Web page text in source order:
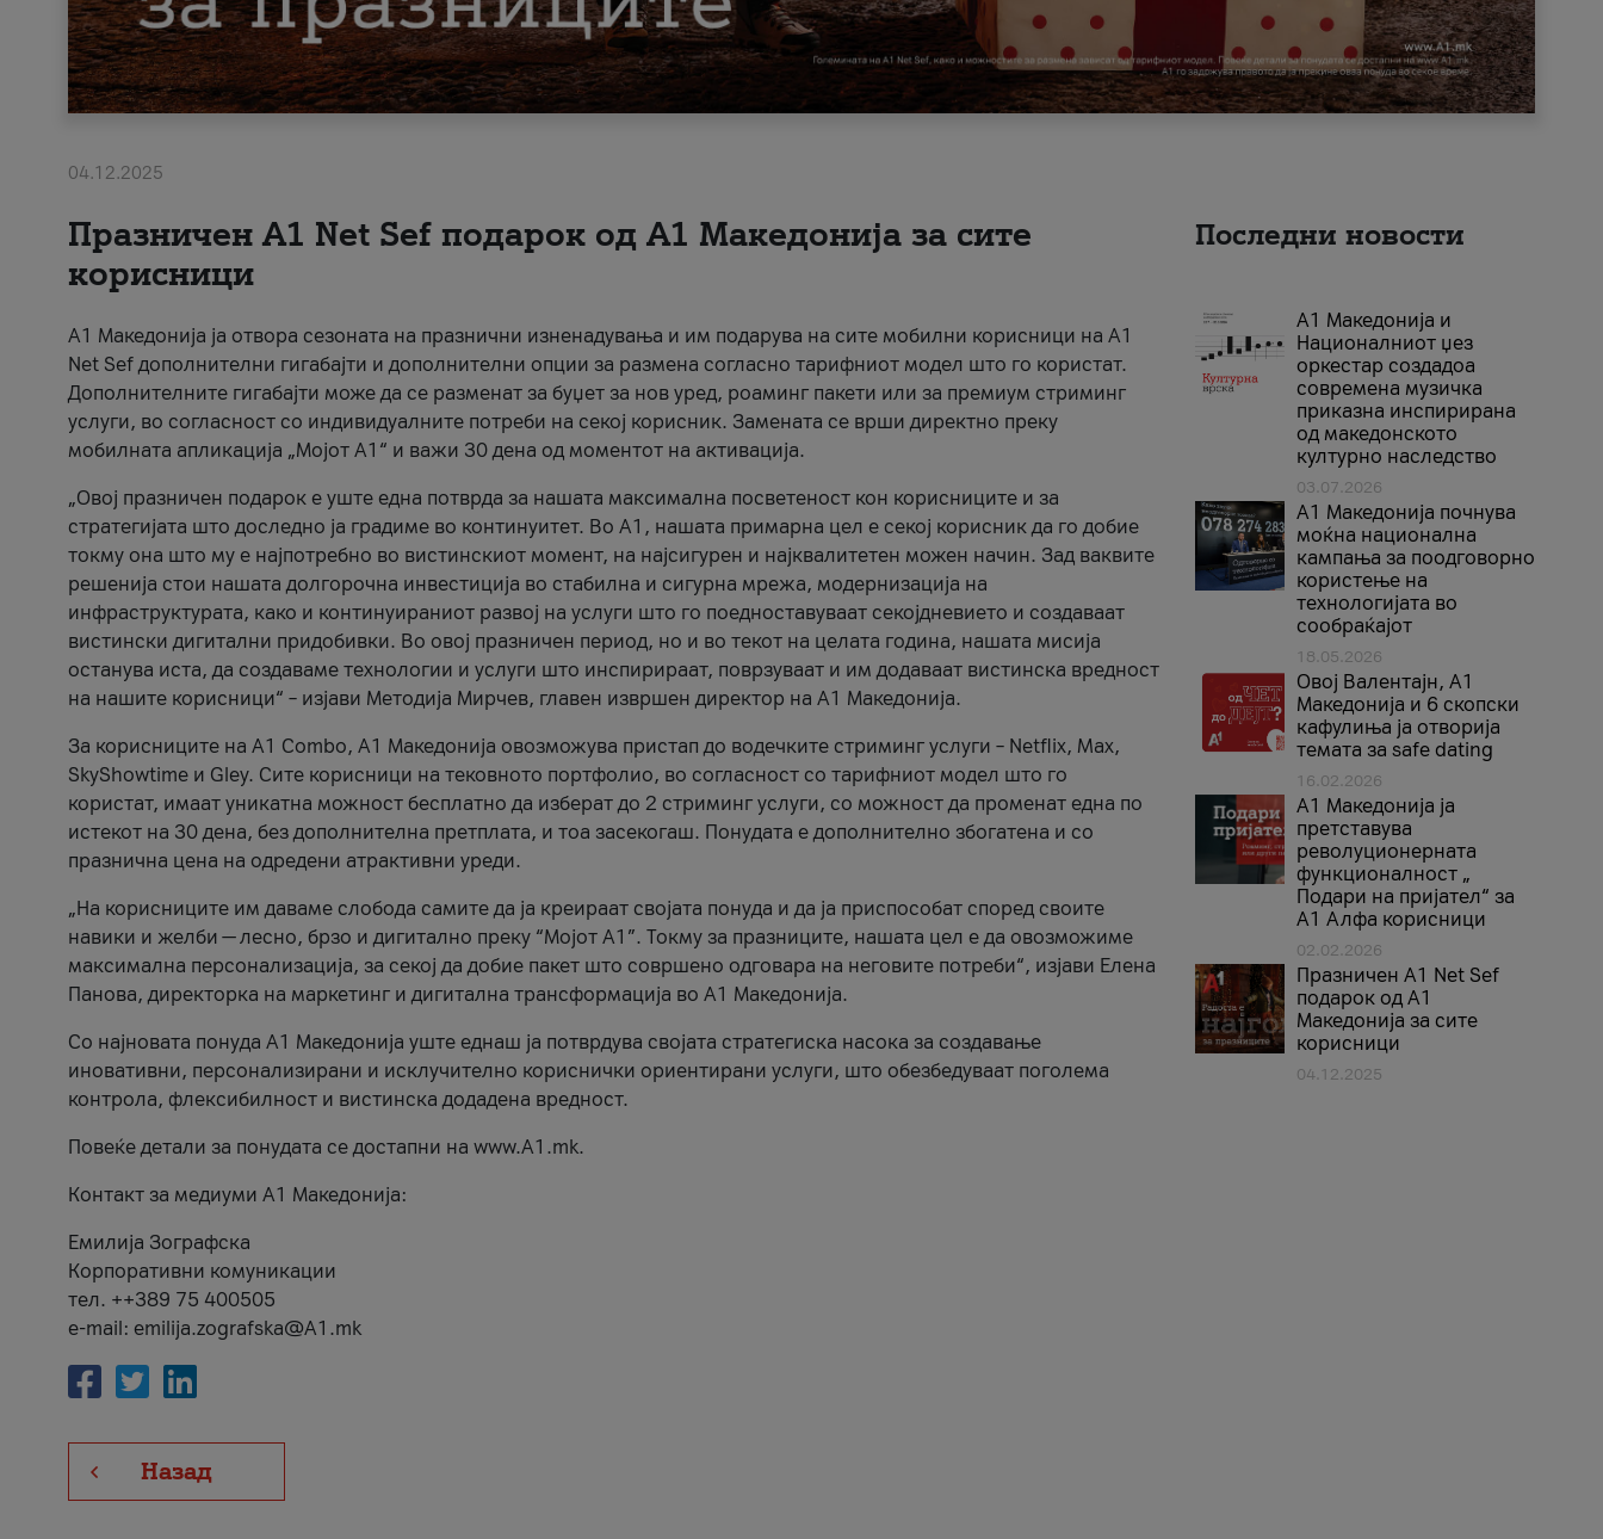
04.12.2025
Празничен A1 Net Sеf подарок од А1 Македонија за сите
корисници
А1 Македонија ја отвора сезоната на празнични изненадувања и им подарува на сите мобилни корисници на A1
Net Sef дополнителни гигабајти и дополнителни опции за размена согласно тарифниот модел што го користат.
Дополнителните гигабајти може да се разменат за буџет за нов уред, роаминг пакети или за премиум стриминг
услуги, во согласност со индивидуалните потреби на секој корисник. Замената се врши директно преку
мобилната апликација „Мојот А1“ и важи 30 дена од моментот на активација.
„Овој празничен подарок е уште една потврда за нашата максимална посветеност кон корисниците и за
стратегијата што доследно ја градиме во континуитет. Во А1, нашата примарна цел е секој корисник да го добие
токму она што му е најпотребно во вистинскиот момент, на најсигурен и најквалитетен можен начин. Зад ваквите
решенија стои нашата долгорочна инвестиција во стабилна и сигурна мрежа, модернизација на
инфраструктурата, како и континуираниот развој на услуги што го поедноставуваат секојдневието и создаваат
вистински дигитални придобивки. Во овој празничен период, но и во текот на целата година, нашата мисија
останува иста, да создаваме технологии и услуги што инспирираат, поврзуваат и им додаваат вистинска вредност
на нашите корисници“ – изјави Методија Мирчев, главен извршен директор на А1 Македонија.
За корисниците на A1 Combo, А1 Македонија овозможува пристап до водечките стриминг услуги – Netflix, Max,
SkyShowtime и Gley. Сите корисници на тековното портфолио, во согласност со тарифниот модел што го
користат, имаат уникатна можност бесплатно да изберат до 2 стриминг услуги, со можност да променат една по
истекот на 30 дена, без дополнителна претплата, и тоа засекогаш. Понудата е дополнително збогатена и со
празнична цена на одредени атрактивни уреди.
„На корисниците им даваме слобода самите да ја креираат својата понуда и да ја приспособат според своите
навики и желби — лесно, брзо и дигитално преку “Мојот А1”. Токму за празниците, нашата цел е да овозможиме
максимална персонализација, за секој да добие пакет што совршено одговара на неговите потреби“, изјави Елена
Панова, директорка на маркетинг и дигитална трансформација во А1 Македонија.
Со најновата понуда А1 Македонија уште еднаш ја потврдува својата стратегиска насока за создавање
иновативни, персонализирани и исклучително кориснички ориентирани услуги, што обезбедуваат поголема
контрола, флексибилност и вистинска додадена вредност.
Повеќе детали за понудата се достапни на www.А1.mk.
Контакт за медиуми А1 Македонија:
Емилија Зографска
Корпоративни комуникации
тел. ++389 75 400505
e-mail: emilija.zografska@A1.mk
Назад
Последни новости
А1 Македонија и
Националниот џез
оркестар создадоа
современа музичка
приказна инспирирана
од македонското
културно наследство
03.07.2026
A1 Македонија почнува
моќна национална
кампања за поодговорно
користење на
технологијата во
сообраќајот
18.05.2026
Овој Валентајн, A1
Македонија и 6 скопски
кафулиња ја отворија
темата за safe dating
16.02.2026
А1 Македонија ја
претставува
револуционерната
функционалност „
Подари на пријател“ за
А1 Алфа корисници
02.02.2026
Празничен A1 Net Sеf
подарок од А1
Македонија за сите
корисници
04.12.2025